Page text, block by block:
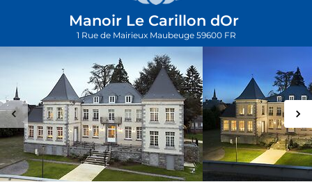
Manoir Le Carillon dOr
1 Rue de Mairieux Maubeuge 59600 FR